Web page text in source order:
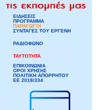
ΕΙΔΗΣΕΙΣ
ΠΡΟΓΡΑΜΜΑ
ΠΑΡΑΓΩΓΟΙ
ΣΥΝΤΑΓΕΣ ΤΟΥ ΕΡΓΕΝΗ
ΡΑΔΙΟΦΩΝΟ
ΤΑΥΤΟΤΗΤΑ
ΕΠΙΚΟΙΝΩΝΙΑ
ΟΡΟΙ ΧΡΗΣΗΣ
ΠΟΛΙΤΙΚΗ ΑΠΟΡΡΗΤΟΥ
ΕΕ 2018/334